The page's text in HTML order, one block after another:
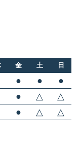
金 土
日
● ● ●
● △ △
● △ △